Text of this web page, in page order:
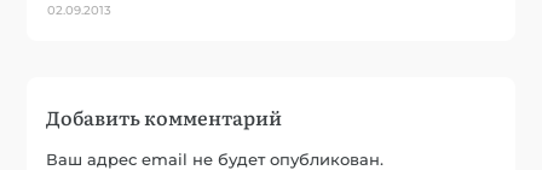
02.09.2013
Добавить комментарий
Ваш адрес email не будет опубликован.